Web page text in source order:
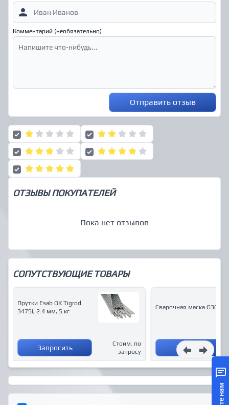
Комментарий (необязательно)
Отправить отзыв
ОТЗЫВЫ ПОКУПАТЕЛЕЙ
Пока нет отзывов
СОПУТСТВУЮЩИЕ ТОВАРЫ
Прутки Esab OK Tigrod
347Si, 2.4 мм, 5 кг
Запросить
Стоим. по
запросу
Сварочная маска G30 Air
Запросить